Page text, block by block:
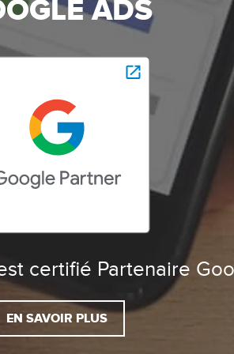
ADS
certifié Partenaire
EN SAVOIR PLUS